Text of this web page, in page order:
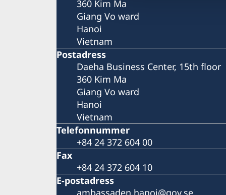
360 Kim Ma
Giang Vo ward
Hanoi
Vietnam
Postadress
Daeha Business Center, 15th floor
360 Kim Ma
Giang Vo ward
Hanoi
Vietnam
Telefonnummer
+84 24 372 604 00
Fax
+84 24 372 604 10
E-postadress
ambassaden.hanoi@gov.se